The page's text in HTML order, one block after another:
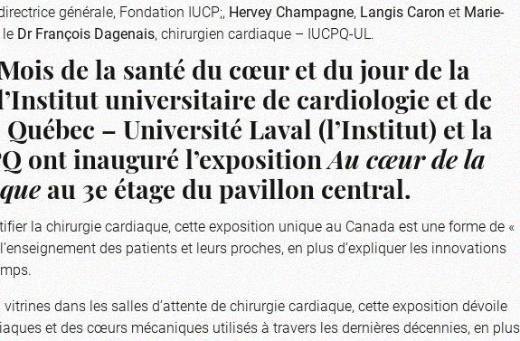
générale, Fondation IUCP;,Hervey Champagne,Langis CaronetMarie-
leDr François Dagenais, chirurgien cardiaque – IUCPQ-UL.
de la santé du cœur et du jour de la
universitaire de cardiologie et de
– Université Laval (l’Institut) et la
ont inauguré l’expositionAu cœur de la
au 3e étage du pavillon central.
la chirurgie cardiaque, cette exposition unique au Canada est une forme de «
des patients et leurs proches, en plus d’expliquer les innovations
dans les salles d’attente de chirurgie cardiaque, cette exposition dévoile
et des cœurs mécaniques utilisés à travers les dernières décennies, en plus